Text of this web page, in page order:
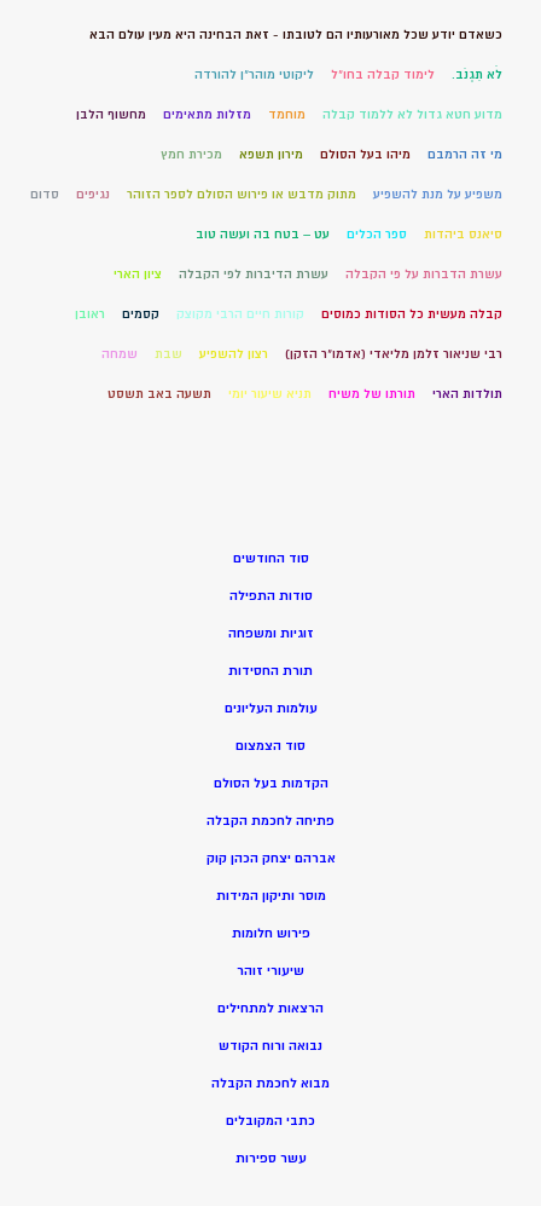
כשאדם יודע שכל מאורעותיו הם לטובתו - זאת הבחינה היא מעין עולם הבא
לֹא תִגְנֹב. לימוד קבלה בחו"ל ליקוטי מוהר"ן להורדה
מדוע חטא גדול לא ללמוד קבלה מוחמד מזלות מתאימים מחשוף הלבן
מי זה הרמבם מיהו בעל הסולם מירון תשפא מכירת חמץ
משפיע על מנת להשפיע מתוק מדבש או פירוש הסולם לספר הזוהר נגיפים סדום
סיאנס ביהדות ספר הכלים עט – בטח בה ועשה טוב
עשרת הדברות על פי הקבלה עשרת הדיברות לפי הקבלה ציון הארי
קבלה מעשית כל הסודות כמוסים קורות חיים הרבי מקוצק קסמים ראובן
רבי שניאור זלמן מליאדי (אדמו"ר הזקן) רצון להשפיע שבת שמחה
תולדות הארי תורתו של משיח תניא שיעור יומי תשעה באב תשסט
סוד החודשים
סודות התפילה
זוגיות ומשפחה
תורת החסידות
עולמות העליונים
סוד הצמצום
הקדמות בעל הסולם
פתיחה לחכמת הקבלה
אברהם יצחק הכהן קוק
מוסר ותיקון המידות
פירוש חלומות
שיעורי זוהר
הרצאות למתחילים
נבואה ורוח הקודש
מבוא לחכמת הקבלה
כתבי המקובלים
עשר ספירות